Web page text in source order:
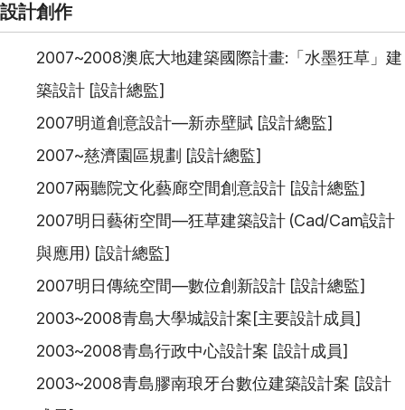
設計創作
2007~2008澳底大地建築國際計畫:「水墨狂草」建
築設計 [設計總監]
2007明道創意設計—新赤壁賦 [設計總監]
2007~慈濟園區規劃 [設計總監]
2007兩聽院文化藝廊空間創意設計 [設計總監]
2007明日藝術空間—狂草建築設計 (Cad/Cam設計
與應用) [設計總監]
2007明日傳統空間—數位創新設計 [設計總監]
2003~2008青島大學城設計案[主要設計成員]
2003~2008青島行政中心設計案 [設計成員]
2003~2008青島膠南琅牙台數位建築設計案 [設計